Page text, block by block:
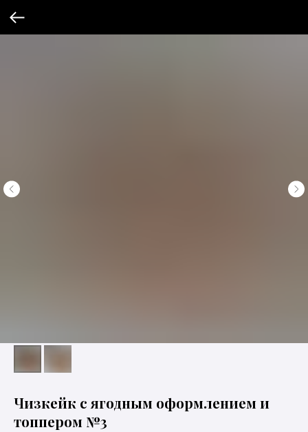
Чизкейк с ягодным оформлением и
топпером №3